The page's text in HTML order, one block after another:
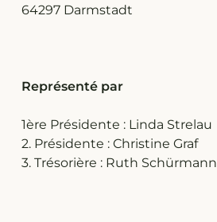
64297 Darmstadt
Représenté par
1ère Présidente : Linda Strelau
2. Présidente : Christine Graf
3. Trésorière : Ruth Schürmann